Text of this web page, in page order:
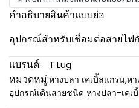
คำอธิบายสินค้าแบบย่อ
อุปกรณ์สำหรับเชื่อมต่อสายไฟ
แบรนด์:
T Lug
หมวดหมู่:หางปลา เคเบิ้ลแกรน,หา
อุปกรณ์เดินสายชนิด หางปลา-เคเ